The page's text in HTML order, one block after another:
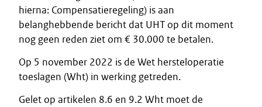
hierna: Compensatieregeling) is aan
belanghebbende bericht dat UHT op dit moment
nog geen reden ziet om € 30.000 te betalen.
Op 5 november 2022 is de Wet hersteloperatie
toeslagen (Wht) in werking getreden.
Gelet op artikelen 8.6 en 9.2 Wht moet de